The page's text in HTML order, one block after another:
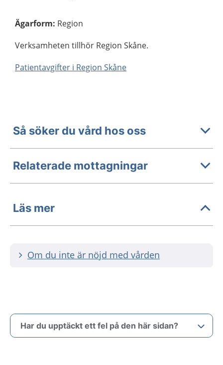
Ägarform: Region
Verksamheten tillhör Region Skåne.
Patientavgifter i Region Skåne
Så söker du vård hos oss
Relaterade mottagningar
Läs mer
Om du inte är nöjd med vården
Har du upptäckt ett fel på den här sidan?